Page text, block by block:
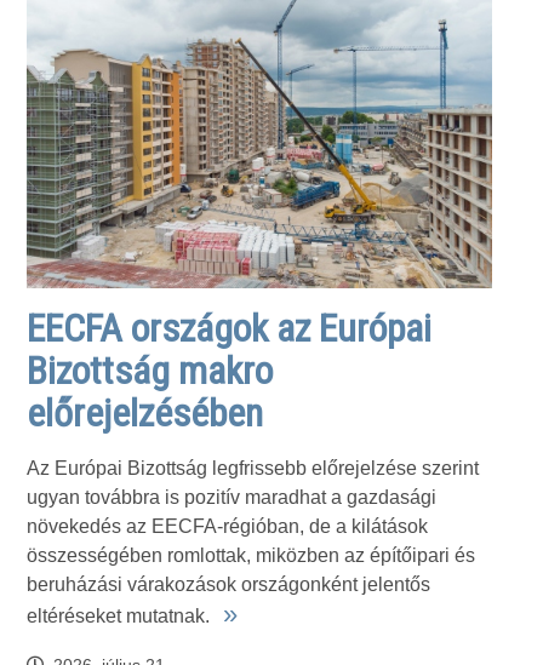
EECFA országok az Európai
Bizottság makro
előrejelzésében
Az Európai Bizottság legfrissebb előrejelzése szerint
ugyan továbbra is pozitív maradhat a gazdasági
növekedés az EECFA-régióban, de a kilátások
összességében romlottak, miközben az építőipari és
beruházási várakozások országonként jelentős
eltéréseket mutatnak.
»